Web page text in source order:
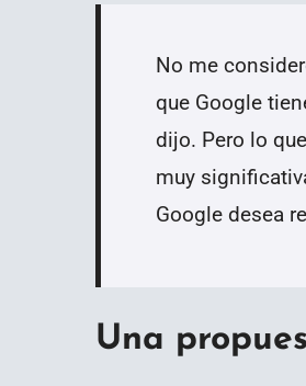
No me
que Google
dijo. Pero lo
muy
Google desea
Una